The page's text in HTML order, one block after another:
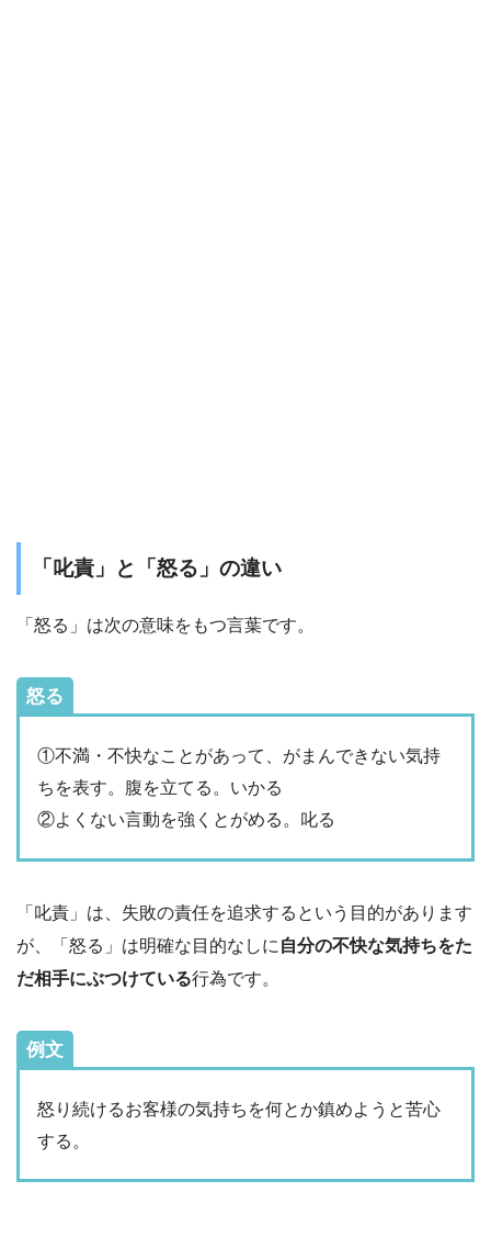
「叱責」と「怒る」の違い
「怒る」は次の意味をもつ言葉です。
怒る
①不満・不快なことがあって、がまんできない気持
ちを表す。腹を立てる。いかる
②よくない言動を強くとがめる。叱る
「叱責」は、失敗の責任を追求するという目的があります
が、「怒る」は明確な目的なしに 自分の不快な気持ちをた
だ相手にぶつけている行為です。
例文
怒り続けるお客様の気持ちを何とか鎮めようと苦心
する。